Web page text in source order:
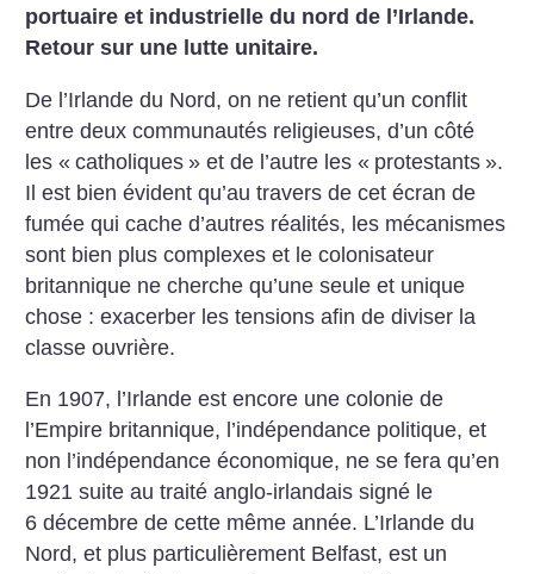
portuaire et industrielle du nord de l’Irlande.
Retour sur une lutte unitaire.
De l’Irlande du Nord, on ne retient qu’un conflit
entre deux communautés religieuses, d’un côté
les « catholiques » et de l’autre les « protestants ».
Il est bien évident qu’au travers de cet écran de
fumée qui cache d’autres réalités, les mécanismes
sont bien plus complexes et le colonisateur
britannique ne cherche qu’une seule et unique
chose : exacerber les tensions afin de diviser la
classe ouvrière.
En 1907, l’Irlande est encore une colonie de
l’Empire britannique, l’indépendance politique, et
non l’indépendance économique, ne se fera qu’en
1921 suite au traité anglo-irlandais signé le
6 décembre de cette même année. L’Irlande du
Nord, et plus particulièrement Belfast, est un